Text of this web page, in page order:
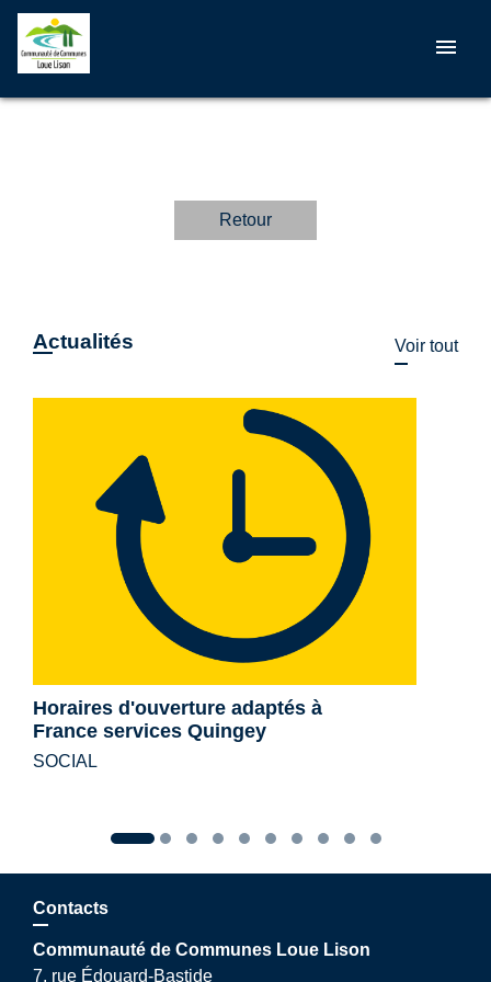
menu
Retour
Actualités Voir tout
Horaires d'ouverture adaptés à
France services Quingey
SOCIAL
Contacts
Communauté de Communes Loue Lison
7, rue Édouard-Bastide